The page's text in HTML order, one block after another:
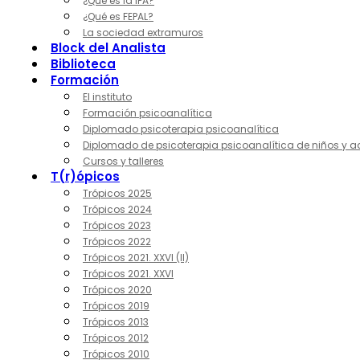
¿Qué es FEPAL?
La sociedad extramuros
Block del Analista
Biblioteca
Formación
El instituto
Formación psicoanalítica
Diplomado psicoterapia psicoanalítica
Diplomado de psicoterapia psicoanalítica de niños y
Cursos y talleres
T(r)ópicos
Trópicos 2025
Trópicos 2024
Trópicos 2023
Trópicos 2022
Trópicos 2021. XXVI (II)
Trópicos 2021. XXVI
Trópicos 2020
Trópicos 2019
Trópicos 2013
Trópicos 2012
Trópicos 2010